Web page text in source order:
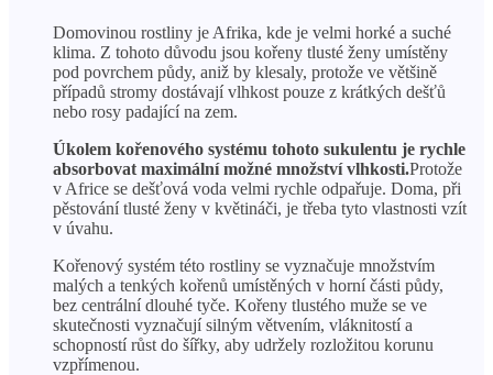
Domovinou rostliny je Afrika, kde je velmi horké a suché
klima. Z tohoto důvodu jsou kořeny tlusté ženy umístěny
pod povrchem půdy, aniž by klesaly, protože ve většině
případů stromy dostávají vlhkost pouze z krátkých dešťů
nebo rosy padající na zem.
Úkolem kořenového systému tohoto sukulentu je rychle
absorbovat maximální možné množství vlhkosti.Protože
v Africe se dešťová voda velmi rychle odpařuje. Doma, při
pěstování tlusté ženy v květináči, je třeba tyto vlastnosti vzít
v úvahu.
Kořenový systém této rostliny se vyznačuje množstvím
malých a tenkých kořenů umístěných v horní části půdy,
bez centrální dlouhé tyče. Kořeny tlustého muže se ve
skutečnosti vyznačují silným větvením, vláknitostí a
schopností růst do šířky, aby udržely rozložitou korunu
vzpřímenou.